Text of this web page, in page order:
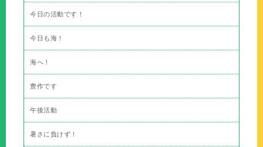
今日の活動です！
今日も海！
海へ！
豊作です
午後活動
暑さに負けず！